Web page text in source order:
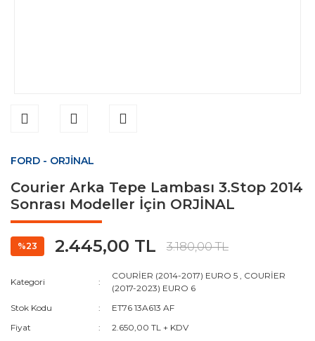
FORD - ORJİNAL
Courier Arka Tepe Lambası 3.Stop 2014
Sonrası Modeller İçin ORJİNAL
%23 2.445,00 TL 3.180,00 TL
Kategori
COURİER (2014-2017) EURO 5 , COURİER
(2017-2023) EURO 6
Stok Kodu
ET76 13A613 AF
Fiyat
2.650,00 TL + KDV